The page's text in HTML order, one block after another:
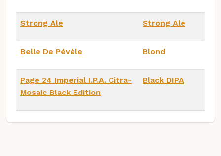
Strong Ale Strong Ale
Belle De Pévèle Blond
Page 24 Imperial I.P.A. Citra-
Mosaic Black Edition
Black DIPA